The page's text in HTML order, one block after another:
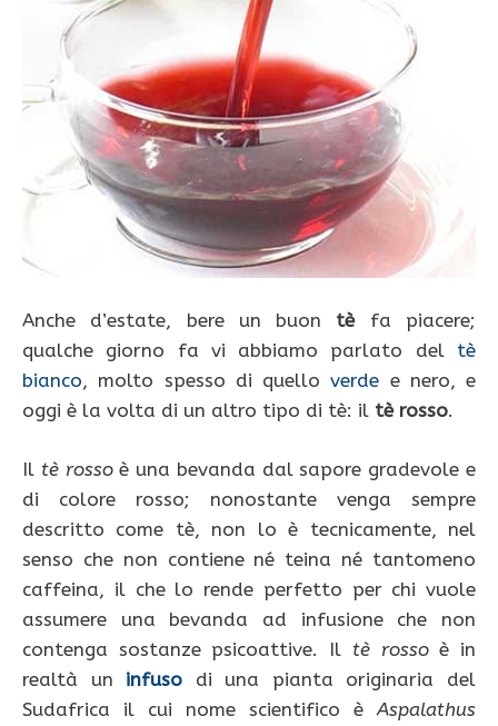
Anche d’estate, bere un buon tèfa piacere;
qualche giorno fa vi abbiamo parlato del tè
bianco, molto spesso di quelloverde e nero, e
oggi è la volta di un altro tipo di tè: il tè rosso.
Il tè rossoè una bevanda dal sapore gradevole e
di colore rosso; nonostante venga sempre
descritto come tè, non lo è tecnicamente, nel
senso che non contiene né teina né tantomeno
caffeina, il che lo rende perfetto per chi vuole
assumere una bevanda ad infusione che non
contenga sostanze psicoattive. Il tè rossoè in
realtà un infuso di una pianta originaria del
Sudafrica il cui nome scientifico èAspalathus